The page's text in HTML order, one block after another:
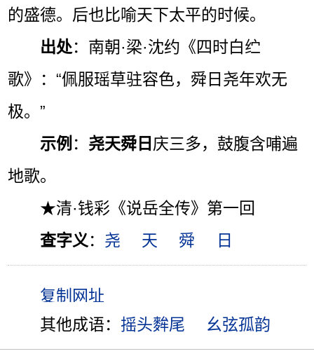
的盛德。后也比喻天下太平的时候。
出处：南朝·梁·沈约《四时白纻
歌》：“佩服瑶草驻容色，舜日尧年欢无
极。”
示例 ： 尧天舜日 庆三多，鼓腹含哺遍
地歌。
★清·钱彩《说岳全传》第一回
查字义 ： 尧 天 舜 日
其他成语： 摇头麰尾 幺弦孤韵